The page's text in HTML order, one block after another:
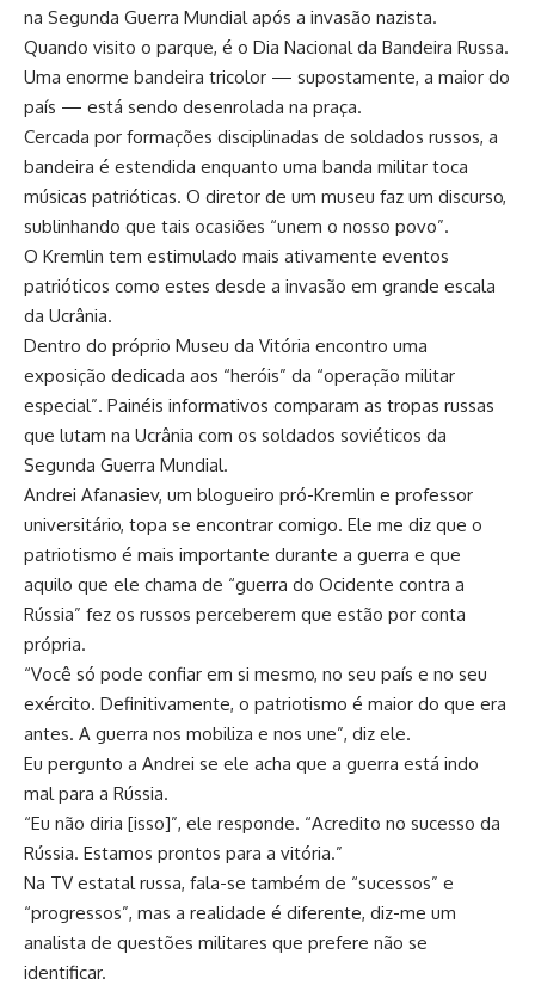
na Segunda Guerra Mundial após a invasão nazista.
Quando visito o parque, é o Dia Nacional da Bandeira Russa.
Uma enorme bandeira tricolor — supostamente, a maior do
país — está sendo desenrolada na praça.
Cercada por formações disciplinadas de soldados russos, a
bandeira é estendida enquanto uma banda militar toca
músicas patrióticas. O diretor de um museu faz um discurso,
sublinhando que tais ocasiões “unem o nosso povo”.
O Kremlin tem estimulado mais ativamente eventos
patrióticos como estes desde a invasão em grande escala
da Ucrânia.
Dentro do próprio Museu da Vitória encontro uma
exposição dedicada aos “heróis” da “operação militar
especial”. Painéis informativos comparam as tropas russas
que lutam na Ucrânia com os soldados soviéticos da
Segunda Guerra Mundial.
Andrei Afanasiev, um blogueiro pró-Kremlin e professor
universitário, topa se encontrar comigo. Ele me diz que o
patriotismo é mais importante durante a guerra e que
aquilo que ele chama de “guerra do Ocidente contra a
Rússia” fez os russos perceberem que estão por conta
própria.
“Você só pode confiar em si mesmo, no seu país e no seu
exército. Definitivamente, o patriotismo é maior do que era
antes. A guerra nos mobiliza e nos une”, diz ele.
Eu pergunto a Andrei se ele acha que a guerra está indo
mal para a Rússia.
“Eu não diria [isso]”, ele responde. “Acredito no sucesso da
Rússia. Estamos prontos para a vitória.”
Na TV estatal russa, fala-se também de “sucessos” e
“progressos”, mas a realidade é diferente, diz-me um
analista de questões militares que prefere não se
identificar.